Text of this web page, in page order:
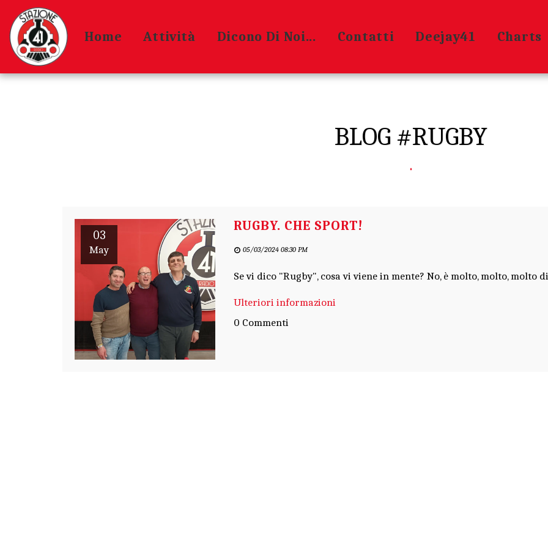
Home Attività Dicono Di Noi... Contatti Deejay41 Charts
BLOG #RUGBY
03
May
RUGBY. CHE SPORT!
05/03/2024 08:30 PM
Se vi dico "Rugby", cosa vi viene in mente? No, è molto, molto, molto
Ulteriori informazioni
0 Commenti